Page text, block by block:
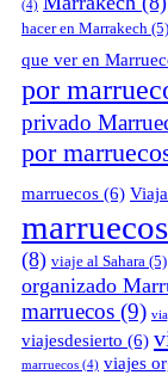
(4)
hacer en Marrakech (5)
que ver en
por
privado
por
marruecos (6)
marruecos
(8) viaje al Sahara (5)
organizado
marruecos (9)
viajesdesierto (6)
marruecos (4) viajes